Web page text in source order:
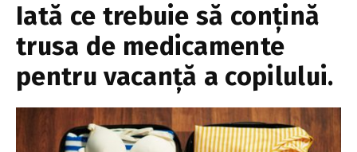
Iată ce trebuie să conțină
trusa de medicamente
pentru vacanță a copilului.